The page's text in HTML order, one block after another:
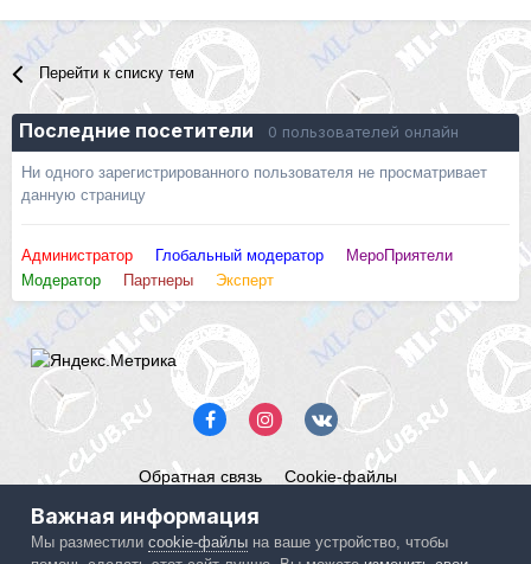
Перейти к списку тем
Последние посетители 0 пользователей онлайн
Ни одного зарегистрированного пользователя не просматривает
данную страницу
Администратор Глобальный модератор
МероПриятели
Модератор
Партнеры Эксперт
Обратная связь Cookie-файлы
Powered by Invision Community
Важная информация
Мы разместилиcookie-файлы на ваше устройство, чтобы